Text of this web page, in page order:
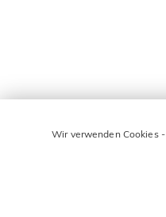
Wir verwenden Cookies